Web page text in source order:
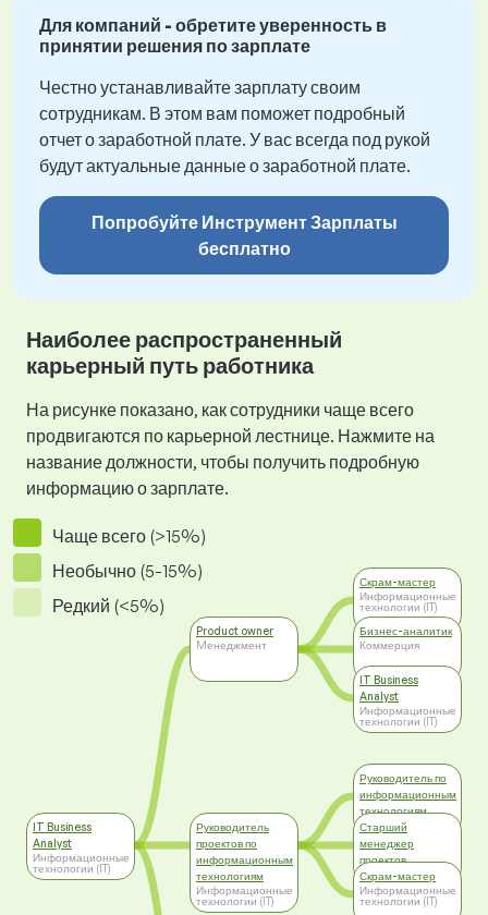
Для компаний - обретите уверенность в
принятии решения по зарплате
Честно устанавливайте зарплату своим
сотрудникам. В этом вам поможет подробный
отчет о заработной плате. У вас всегда под рукой
будут актуальные данные о заработной плате.
Попробуйте Инструмент Зарплаты
бесплатно
Наиболее распространенный
карьерный путь работника
На рисунке показано, как сотрудники чаще всего
продвигаются по карьерной лестнице. Нажмите на
название должности, чтобы получить подробную
информацию о зарплате.
Чаще всего (>15%)
Необычно (5-15%)
Редкий (<5%)
IT Business
Analyst
Информационные
технологии (IT)
Product owner
Mенеджмент
Руководитель
проектов по
информационным
технологиям
Информационные
технологии (IT)
Скрам-мастер
Информационные
технологии (IT)
Бизнес-аналитик
Коммерция
IT Business
Analyst
Информационные
технологии (IT)
Руководитель по
информационным
технологиям
Mенеджмент
Старший
менеджер
проектов
Mенеджмент
Скрам-мастер
Информационные
технологии (IT)